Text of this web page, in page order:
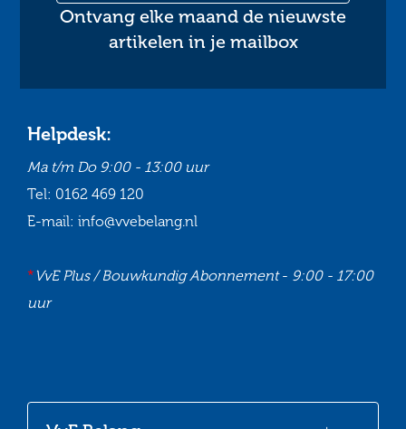
Ontvang elke maand de nieuwste
artikelen in je mailbox
Helpdesk:
Ma t/m Do 9:00 - 13:00 uur
Tel: 0162 469 120
E-mail: info@vvebelang.nl
*VvE Plus / Bouwkundig Abonnement- 9:00 - 17:00
uur